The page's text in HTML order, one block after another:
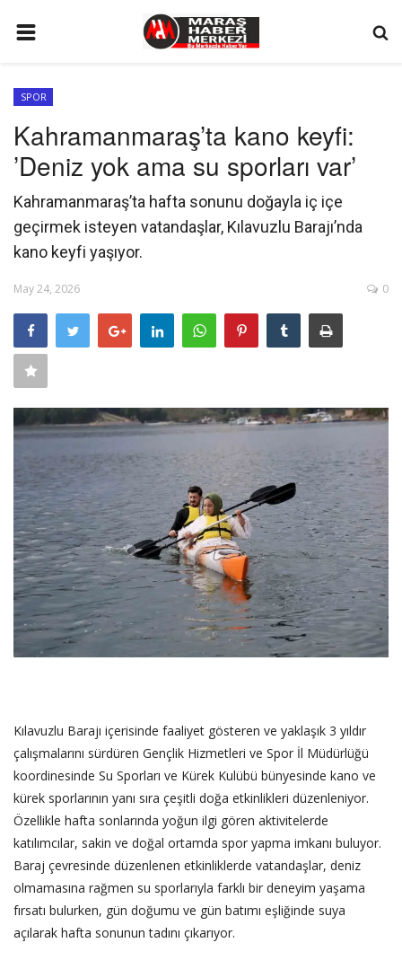
GÜNDEM
SİYASET
EKONOMİ
EĞİTİM
SPOR
İLETİŞİM
KÜNYE
FOTO GALERİ
KÜLTÜR SANAT
SAĞLIK
FİRMA HABER
OTURUM AÇ
KAYIT
SPOR
Kahramanmaraş’ta kano keyfi:
’Deniz yok ama su sporları var’
Kahramanmaraş’ta hafta sonunu doğayla iç içe
geçirmek isteyen vatandaşlar, Kılavuzlu Barajı’nda
kano keyfi yaşıyor.
May 24, 2026 0
Kılavuzlu Barajı içerisinde faaliyet gösteren ve yaklaşık 3 yıldır
çalışmalarını sürdüren Gençlik Hizmetleri ve Spor İl Müdürlüğü
koordinesinde Su Sporları ve Kürek Kulübü bünyesinde kano ve
kürek sporlarının yanı sıra çeşitli doğa etkinlikleri düzenleniyor.
Özellikle hafta sonlarında yoğun ilgi gören aktivitelerde
katılımcılar, sakin ve doğal ortamda spor yapma imkanı buluyor.
Baraj çevresinde düzenlenen etkinliklerde vatandaşlar, deniz
olmamasına rağmen su sporlarıyla farklı bir deneyim yaşama
fırsatı bulurken, gün doğumu ve gün batımı eşliğinde suya
açılarak hafta sonunun tadını çıkarıyor.